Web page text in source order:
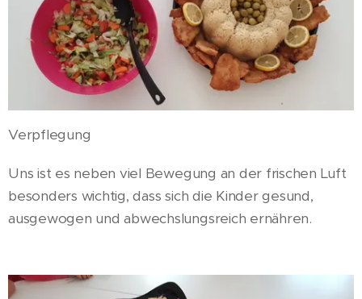
Verpflegung
Uns ist es neben viel Bewegung an der frischen Luft
besonders wichtig, dass sich die Kinder gesund,
ausgewogen und abwechslungsreich ernähren.